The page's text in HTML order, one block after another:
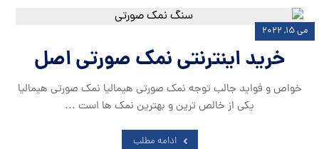
خرید اینترنتی نمک صورتی اصل
می ۱۵, ۲۰۲۲
خواص و فواید جالب توجه نمک صورتی هیمالیا نمک صورتی هیمالیا
یکی از خالص ترین و بهترین نمک ها است ...
ادامه مطلب